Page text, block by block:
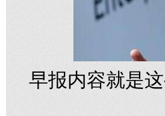
早报内容就是